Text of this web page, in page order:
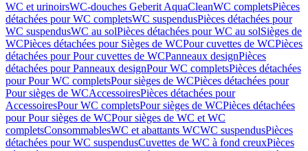
WC et urinoirsWC-douches Geberit AquaCleanWC completsPièces
détachées pour WC completsWC suspendusPièces détachées pour
WC suspendusWC au solPièces détachées pour WC au solSièges de
WCPièces détachées pour Sièges de WCPour cuvettes de WCPièces
détachées pour Pour cuvettes de WCPanneaux designPièces
détachées pour Panneaux designPour WC completsPièces détachées
pour Pour WC completsPour sièges de WCPièces détachées pour
Pour sièges de WCAccessoiresPièces détachées pour
AccessoiresPour WC completsPour sièges de WCPièces détachées
pour Pour sièges de WCPour sièges de WC et WC
completsConsommablesWC et abattants WCWC suspendusPièces
détachées pour WC suspendusCuvettes de WC à fond creuxPièces